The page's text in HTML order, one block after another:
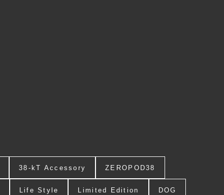
38-kT Accessory ZEROPOD38
Life Style Limited Edition DOG